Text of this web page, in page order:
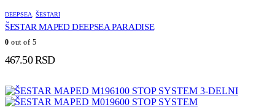
DEEPSEA ŠESTARI
ŠESTAR MAPED DEEPSEA PARADISE
0 out of 5
467.50RSD